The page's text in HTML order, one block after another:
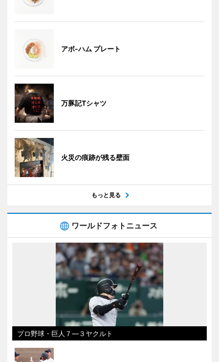
アボ-ハム プレート
万豚記Tシャツ
火災の痕跡が残る壁面
もっと見る
ワールドフォトニュース
プロ野球・巨人７―３ヤクルト